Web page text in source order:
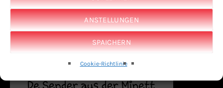
ANSTELLUNGEN
SPAICHERN
Cookie-Richtlinie